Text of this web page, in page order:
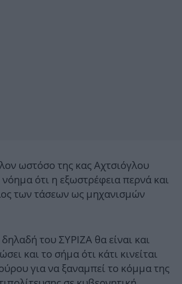
ωστόσο της κας Αχτσιόγλου
νόημα ότι η εξωστρέφεια περνά και
των τάσεων ως μηχανισμών
του ΣΥΡΙΖΑ θα είναι και
και το σήμα ότι κάτι κινείται
για να ξαναμπεί το κόμμα της